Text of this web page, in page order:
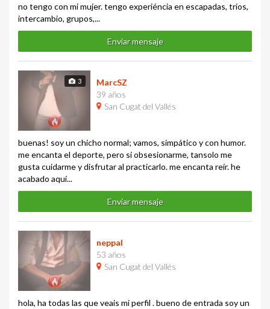
no tengo con mi mujer. tengo experiéncia en escapadas, trios,
intercambio, grupos,...
Enviar mensaje
3
MarcSZ
39 años
San Cugat del Vallés
buenas! soy un chicho normal; vamos, simpático y con humor.
me encanta el deporte, pero si obsesionarme, tansolo me
gusta cuidarme y disfrutar al practicarlo. me encanta reír. he
acabado aquí...
Enviar mensaje
neppal
53 años
San Cugat del Vallés
hola, ha todas las que veais mi perfil . bueno de entrada soy un